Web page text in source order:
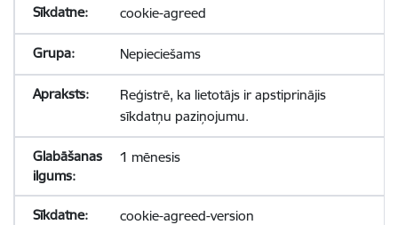
cookie-agreed
Nepieciešams
Reģistrē, ka lietotājs ir apstiprinājis
sīkdatņu paziņojumu.
1 mēnesis
cookie-agreed-version